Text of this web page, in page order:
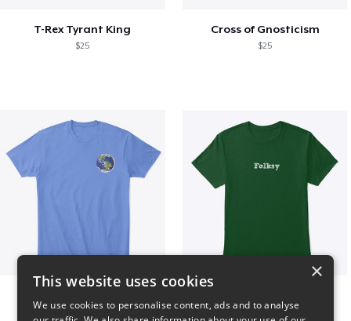
T-Rex Tyrant King
$25
Cross of Gnosticism
$25
×
This website uses cookies
We use cookies to personalise content, ads and to analyse